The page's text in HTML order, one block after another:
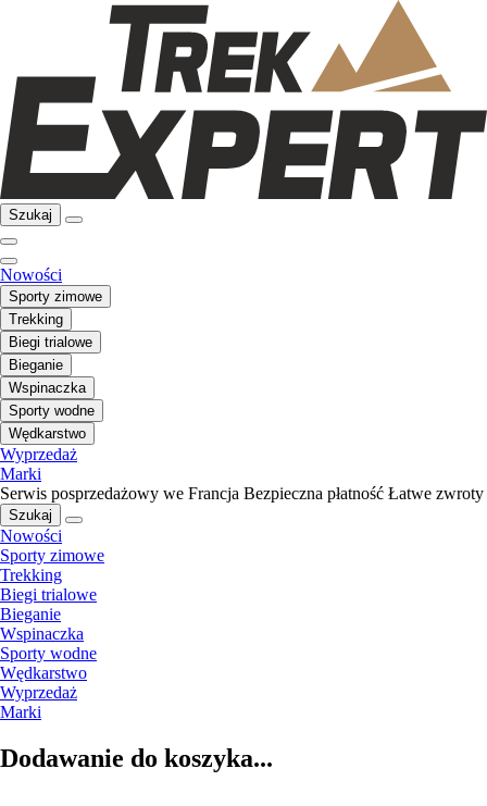
Szukaj
Nowości
Sporty zimowe
Trekking
Biegi trialowe
Bieganie
Wspinaczka
Sporty wodne
Wędkarstwo
Wyprzedaż
Marki
Serwis posprzedażowy we Francja Bezpieczna płatność Łatwe zwroty
Szukaj
Nowości
Sporty zimowe
Trekking
Biegi trialowe
Bieganie
Wspinaczka
Sporty wodne
Wędkarstwo
Wyprzedaż
Marki
Dodawanie do koszyka...